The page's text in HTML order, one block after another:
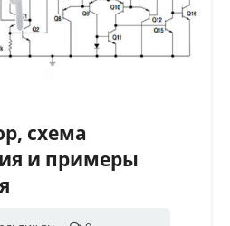
схема
и примеры